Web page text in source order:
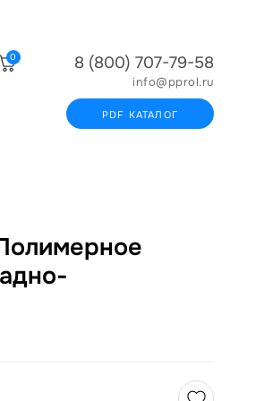
0 8 (800) 707-79-58
info@pprol.ru
PDF КАТАЛОГ